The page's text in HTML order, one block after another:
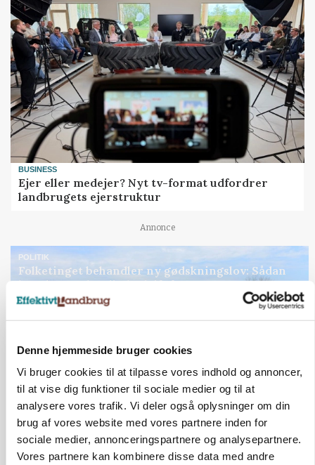
Denne hjemmeside bruger cookies
Vi bruger cookies til at tilpasse vores indhold og annoncer,
til at vise dig funktioner til sociale medier og til at
analysere vores trafik. Vi deler også oplysninger om din
brug af vores website med vores partnere inden for
sociale medier, annonceringspartnere og analysepartnere.
Vores partnere kan kombinere disse data med andre
BUSINESS
Ejer eller medejer? Nyt tv-format udfordrer
landbrugets ejerstruktur
Annonce
POLITIK
Folketinget behandler ny gødskningslov: Sådan
kan den ændre din bedrift fra 2027
Loading...
Jobs
i samarbejde med
76ledige stillinger